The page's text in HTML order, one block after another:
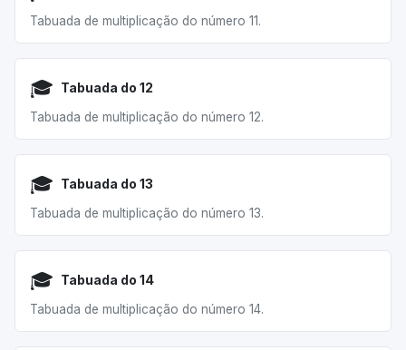
Tabuada de multiplicação do número 11.
🎓 Tabuada do 12
Tabuada de multiplicação do número 12.
🎓 Tabuada do 13
Tabuada de multiplicação do número 13.
🎓 Tabuada do 14
Tabuada de multiplicação do número 14.